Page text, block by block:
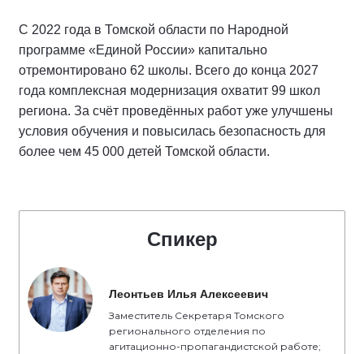
С 2022 года в Томской области по Народной
программе «Единой России» капитально
отремонтировано 62 школы. Всего до конца 2027
года комплексная модернизация охватит 99 школ
региона. За счёт проведённых работ уже улучшены
условия обучения и повысилась безопасность для
более чем 45 000 детей Томской области.
Спикер
Леонтьев Илья Алексеевич
Заместитель Секретаря Томского
регионального отделения по
агитационно-пропагандистской работе;